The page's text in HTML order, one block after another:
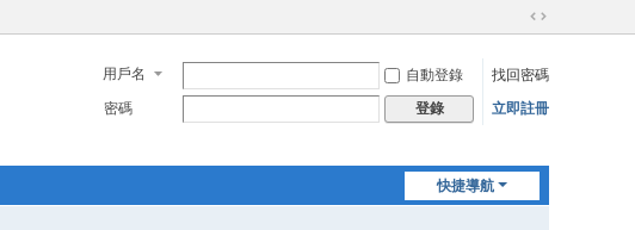
切
到
寬
用戶名 自動登錄
找回密碼
密碼
登錄 立即註冊
快捷導航